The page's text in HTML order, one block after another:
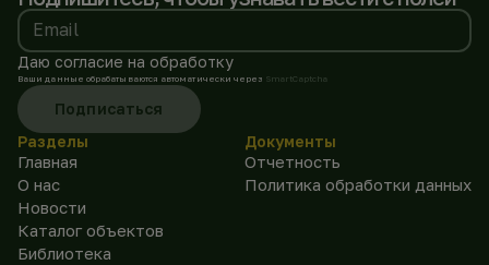
Email
Даю согласие на обработку
Ваши данные обрабатываются автоматически через SmartCaptcha
Подписаться
Разделы
Главная
О нас
Новости
Каталог объектов
Библиотека
Документы
Отчетность
Политика обработки данных